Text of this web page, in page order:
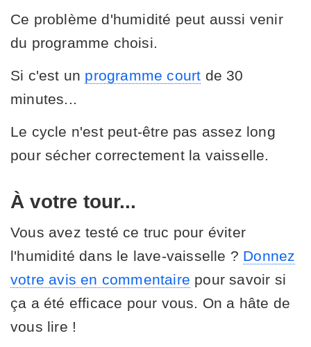
Ce problème d'humidité peut aussi venir
du programme choisi.
Si c'est un programme court de 30
minutes...
Le cycle n'est peut-être pas assez long
pour sécher correctement la vaisselle.
À votre tour...
Vous avez testé ce truc pour éviter
l'humidité dans le lave-vaisselle ? Donnez
votre avis en commentaire pour savoir si
ça a été efficace pour vous. On a hâte de
vous lire !